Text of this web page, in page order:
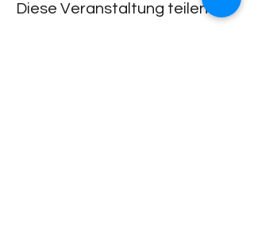
Diese Veranstaltung teilen